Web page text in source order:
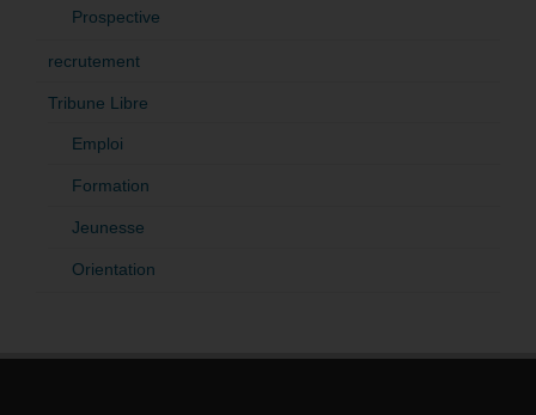
Prospective
recrutement
Tribune Libre
Emploi
Formation
Jeunesse
Orientation